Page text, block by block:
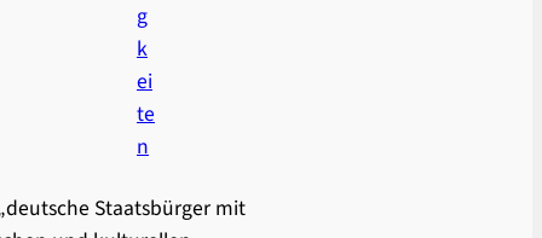
g
k
ei
te
n
Staatsbürger mit